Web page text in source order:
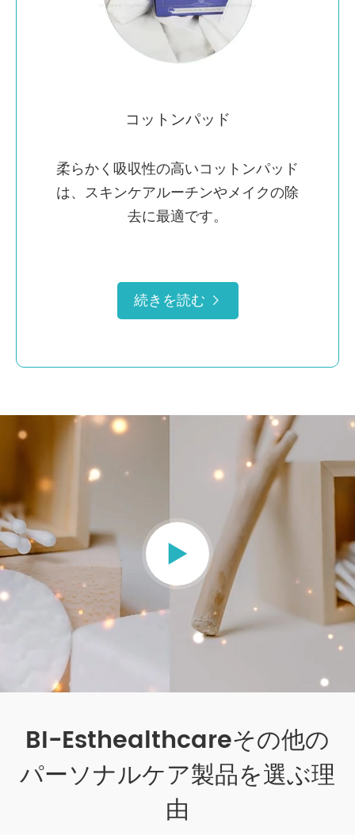
コットンパッド
柔らかく吸収性の高いコットンパッド
は、スキンケアルーチンやメイクの除
去に最適です。
続きを読む 

BI-Esthealthcareその他の
パーソナルケア製品を選ぶ理
由